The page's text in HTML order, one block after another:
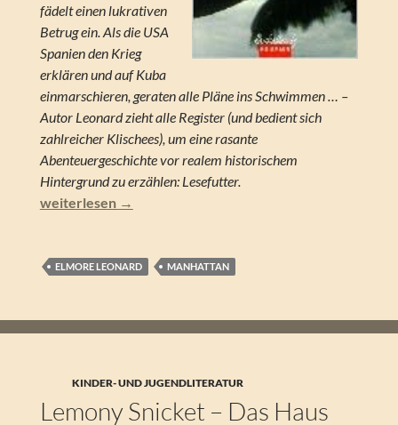
fädelt einen lukrativen
Betrug ein. Als die USA
Spanien den Krieg
erklären und auf Kuba
einmarschieren, geraten alle Pläne ins Schwimmen … –
Autor Leonard zieht alle Register (und bedient sich
zahlreicher Klischees), um eine rasante
Abenteuergeschichte vor realem historischem
Hintergrund zu erzählen: Lesefutter.
Elmore Leonard – Cuba Libre
weiterlesen →
ELMORE LEONARD MANHATTAN
KINDER- UND JUGENDLITERATUR
Lemony Snicket – Das Haus